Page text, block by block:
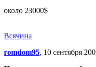
около 23000$
Всячина
romdom95, 10 сентября